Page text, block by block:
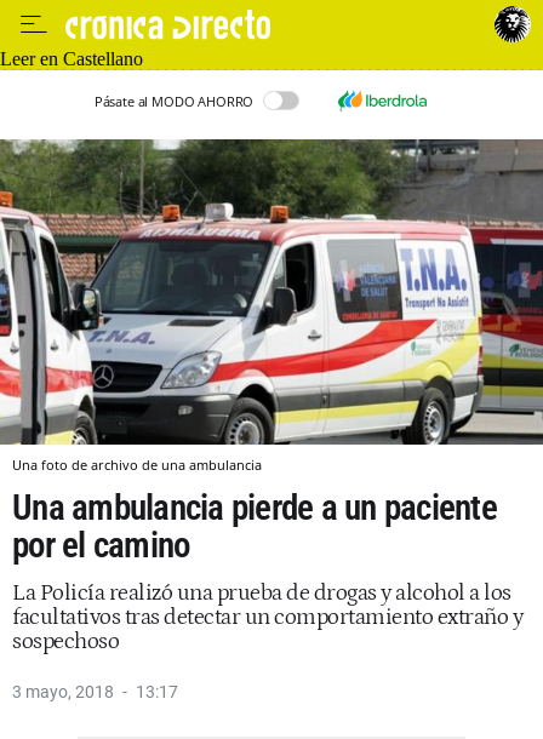
Leer en Castellano
Pásate al MODO AHORRO
Una foto de archivo de una ambulancia
Una ambulancia pierde a un paciente
por el camino
La Policía realizó una prueba de drogas y alcohol a los
facultativos tras detectar un comportamiento extraño y
sospechoso
3 mayo, 2018 13:17